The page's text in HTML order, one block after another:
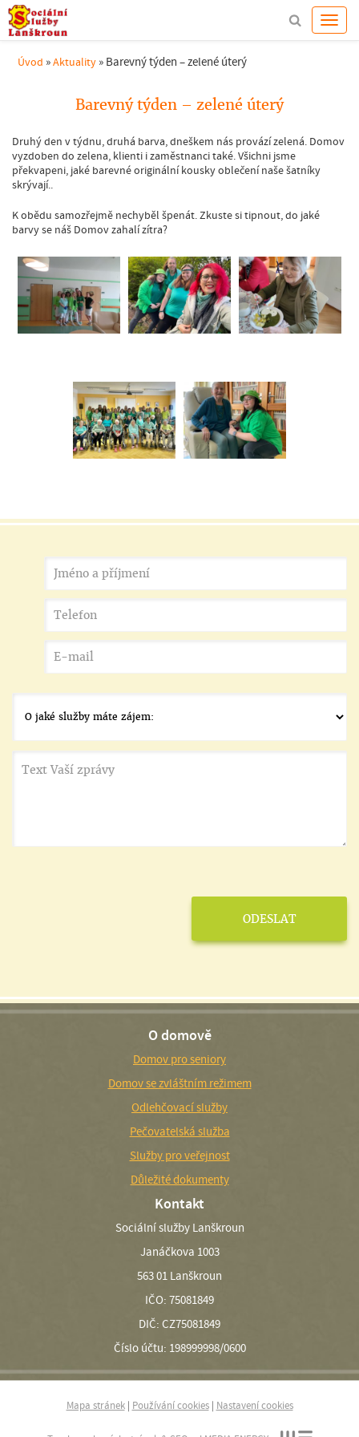
Úvod »Aktuality » Barevný týden – zelené úterý
Barevný týden – zelené úterý
Druhý den v týdnu, druhá barva, dneškem nás provází zelená. Domov
vyzdoben do zelena, klienti i zaměstnanci také. Všichni jsme
překvapeni, jaké barevné originální kousky oblečení naše šatníky
skrývají..
K obědu samozřejmě nechyběl špenát. Zkuste si tipnout, do jaké
barvy se náš Domov zahalí zítra?
O domově
Domov pro seniory
Domov se zvláštním režimem
Odlehčovací služby
Pečovatelská služba
Služby pro veřejnost
Důležité dokumenty
Kontakt
Sociální služby Lanškroun
Janáčkova 1003
563 01 Lanškroun
IČO: 75081849
DIČ: CZ75081849
Číslo účtu: 198999998/0600
Mapa stránek| Používání cookies| Nastavení cookies